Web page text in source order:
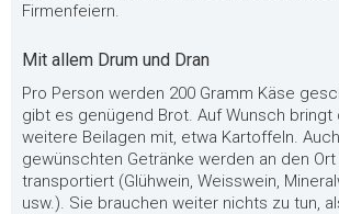
Firmenfeiern.
Mit allem Drum und Dran
Pro Person werden 200 Gramm Käse
gibt es genügend Brot. Auf Wunsch bringt
weitere Beilagen mit, etwa Kartoffeln.
gewünschten Getränke werden an den Ort
transportiert (Glühwein, Weisswein,
usw.). Sie brauchen weiter nichts zu tun,